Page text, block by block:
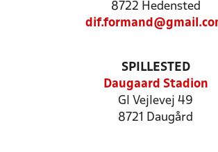
8722 Hedensted
SPILLESTED
Daugaard Stadion
Gl Vejlevej 49
8721 Daugård